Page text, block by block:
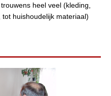
heel veel (kleding,
huishoudelijk materiaal)